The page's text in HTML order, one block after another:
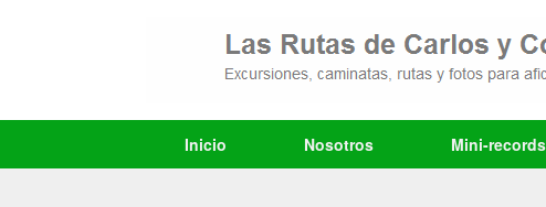
Inicio Nosotros Mini-records